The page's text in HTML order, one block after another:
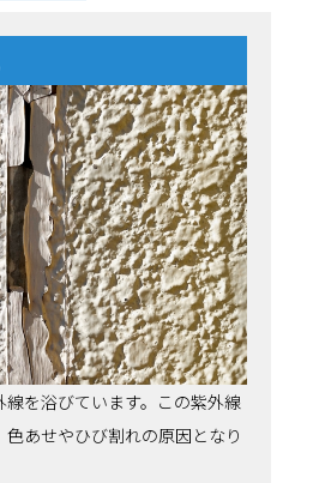
を浴びています。この紫外線
あせやひび割れの原因となり